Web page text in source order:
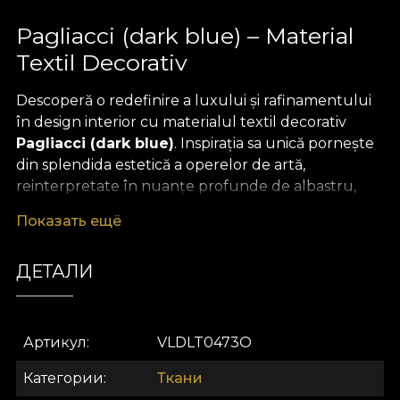
Pagliacci (dark blue) – Material
Textil Decorativ
Descoperă o redefinire a luxului și rafinamentului
în design interior cu materialul textil decorativ
Pagliacci (dark blue). Inspirația sa unică pornește
din splendida estetică a operelor de artă,
reinterpretate în nuanțe profunde de albastru,
picturale. Modelul îmbină detalii orientale și motive
un aer de mister și exuberanță artistică. Indiferent
de spațiul pe care îl decorezi, acest material aduce
încăpere într-un colț de poveste.
Datorită versatilității sale,Pagliacci (dark blue)
poate fi folosit pentru a crea draperii
Показать ещё
ДЕТАЛИ
Артикул VLDLT0473O
Категории Ткани